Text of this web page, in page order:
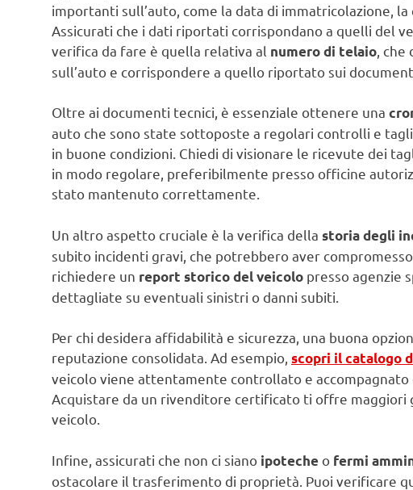
importanti sull’auto, come la data di immatricolazione,
Assicurati che i dati riportati corrispondano a quelli del
verifica da fare è quella relativa al numero di telaio ,
sull’auto e corrispondere a quello riportato sui
Oltre ai documenti tecnici, è essenziale ottenere una
auto che sono state sottoposte a regolari controlli e
in buone condizioni. Chiedi di visionare le ricevute dei
in modo regolare, preferibilmente presso officine
stato mantenuto correttamente.
Un altro aspetto cruciale è la verifica della storia degli
subito incidenti gravi, che potrebbero aver
richiedere un report storico del veicolo presso agenzie
dettagliate su eventuali sinistri o danni subiti.
Per chi desidera affidabilità e sicurezza, una buona
reputazione consolidata. Ad esempio, scopri il catalogo
veicolo viene attentamente controllato e accompagnato
Acquistare da un rivenditore certificato ti offre maggiori
veicolo.
Infine, assicurati che non ci siano ipoteche o fermi
ostacolare il trasferimento di proprietà. Puoi verificare